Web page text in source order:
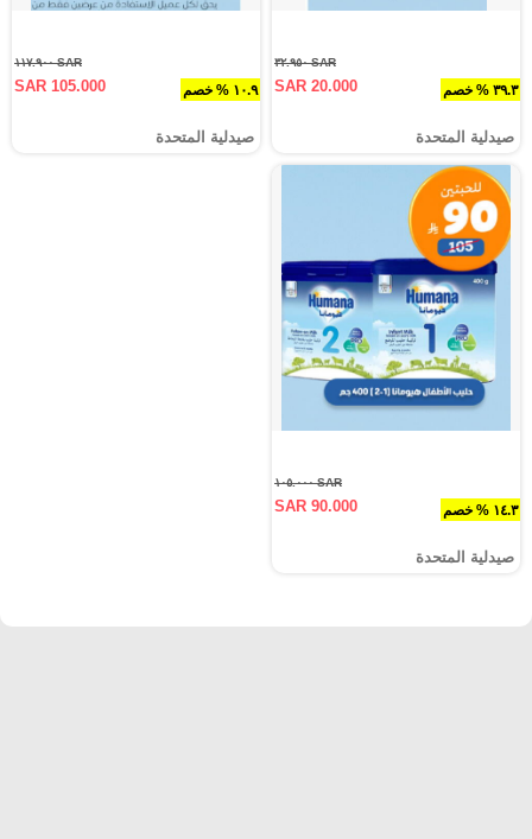
٣٩.٣ % خصم
SAR ٣٢.٩٥٠
SAR 20.000
صيدلية المتحدة
١٠.٩ % خصم
SAR ١١٧.٩٠٠
SAR 105.000
صيدلية المتحدة
١٤.٣ % خصم
SAR ١٠٥.٠٠٠
SAR 90.000
صيدلية المتحدة